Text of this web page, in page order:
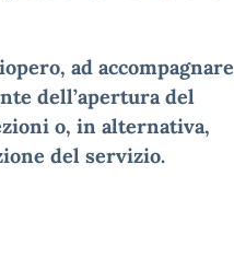
ad accompagnare
dell’apertura del
o, in alternativa,
del servizio.